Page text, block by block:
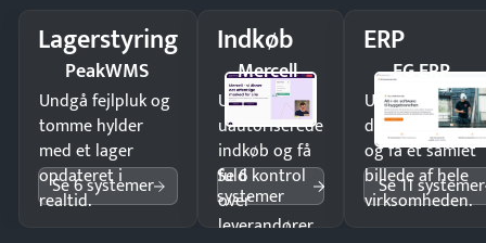
Lagerstyring
PeakWMS
Undgå fejlpluk og
tomme hylder
med et lager
opdateret i
realtid.
Se 6 systemer
Indkøb
Mercell
Undgå
uautoriserede
indkøb og få
fuld kontrol
over
leverandører
Se 6
systemer
ERP
EG ERP
Undgå
og få ét samlet
billede af hele
virksomheden.
Se 11 systemer